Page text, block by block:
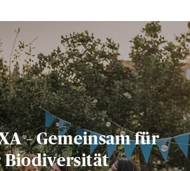
– Gemeinsam für
Biodiversität